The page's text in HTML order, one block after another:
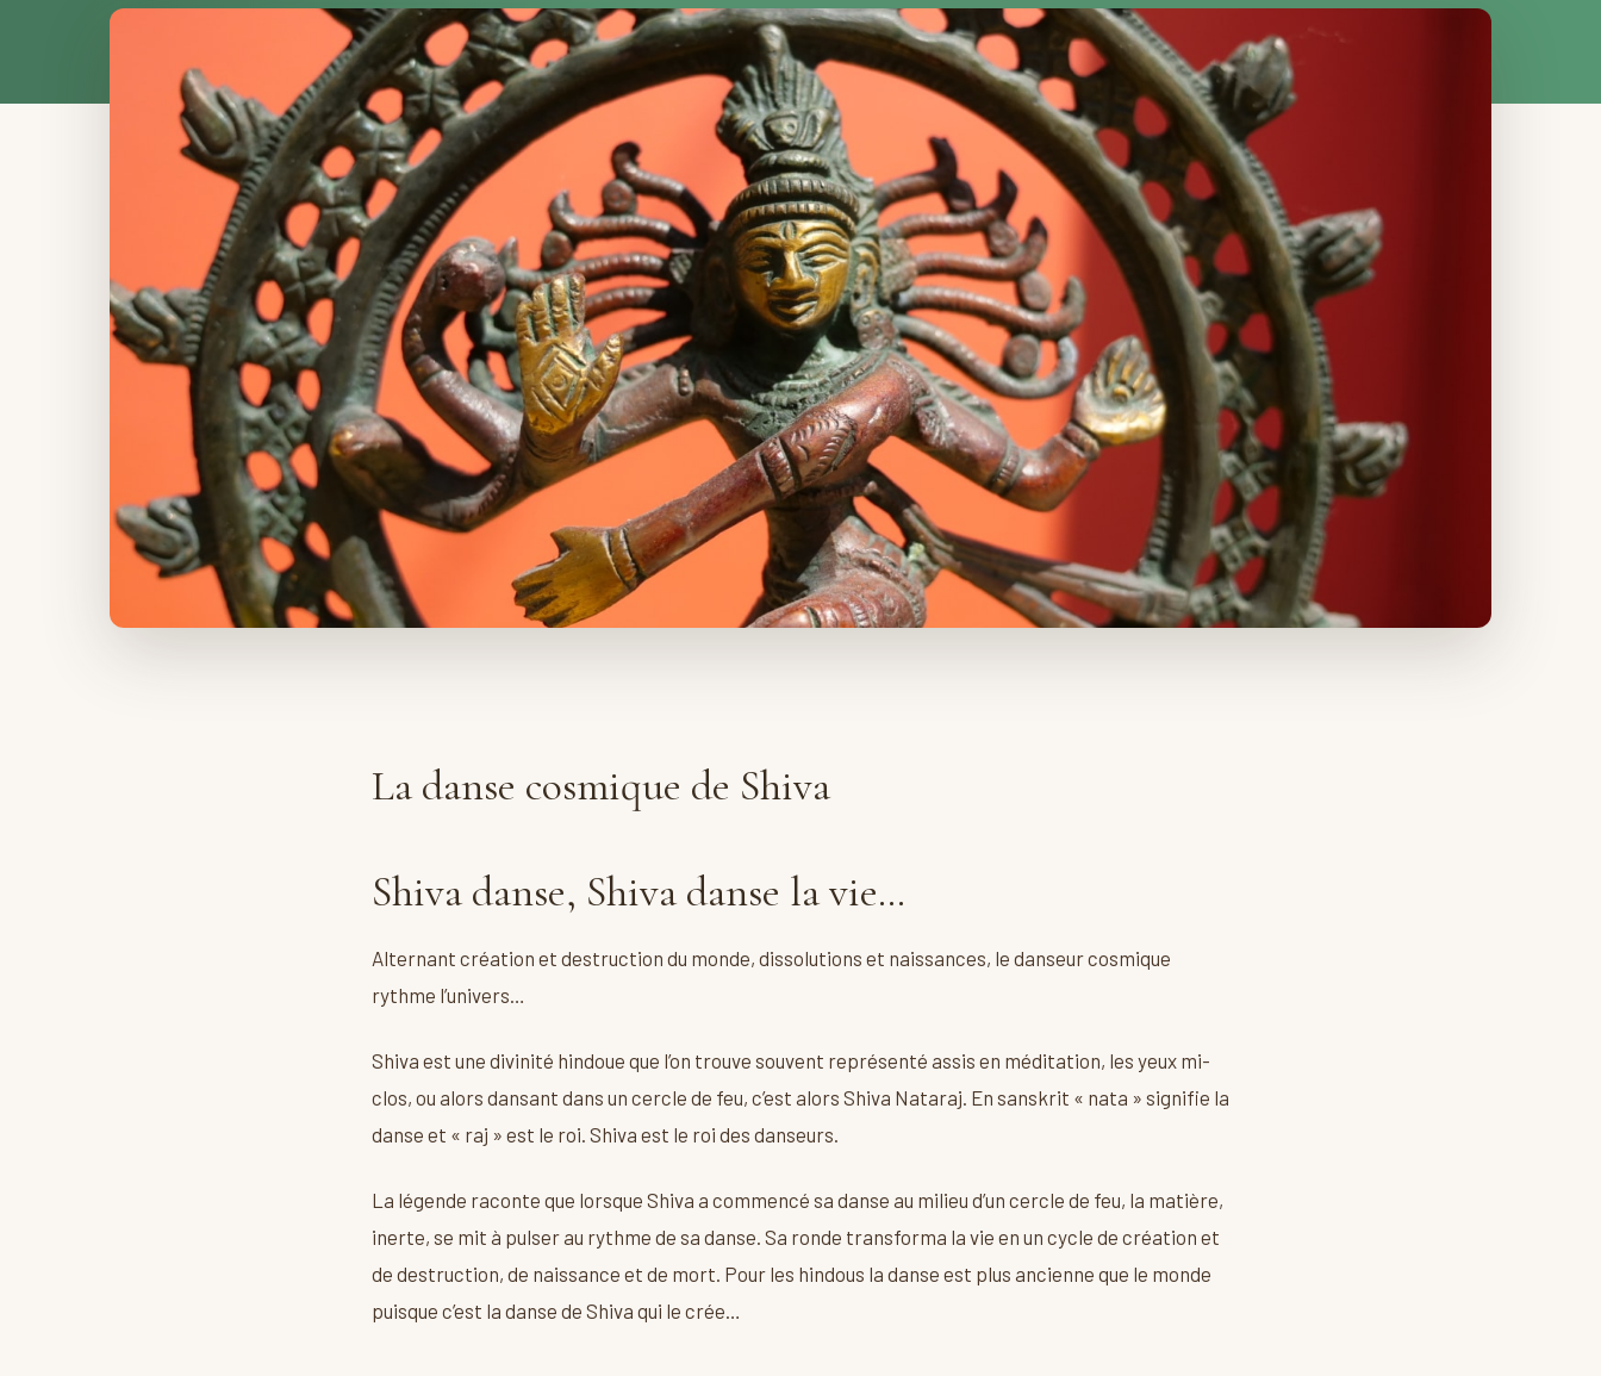
La danse cosmique de Shiva
Shiva danse, Shiva danse la vie…
Alternant création et destruction du monde, dissolutions et naissances, le danseur cosmique
rythme l’univers…
Shiva est une divinité hindoue que l’on trouve souvent représenté assis en méditation, les yeux mi-
clos, ou alors dansant dans un cercle de feu, c’est alors Shiva Nataraj. En sanskrit « nata » signifie la
danse et « raj » est le roi. Shiva est le roi des danseurs.
La légende raconte que lorsque Shiva a commencé sa danse au milieu d’un cercle de feu, la matière,
inerte, se mit à pulser au rythme de sa danse. Sa ronde transforma la vie en un cycle de création et
de destruction, de naissance et de mort. Pour les hindous la danse est plus ancienne que le monde
puisque c’est la danse de Shiva qui le crée…